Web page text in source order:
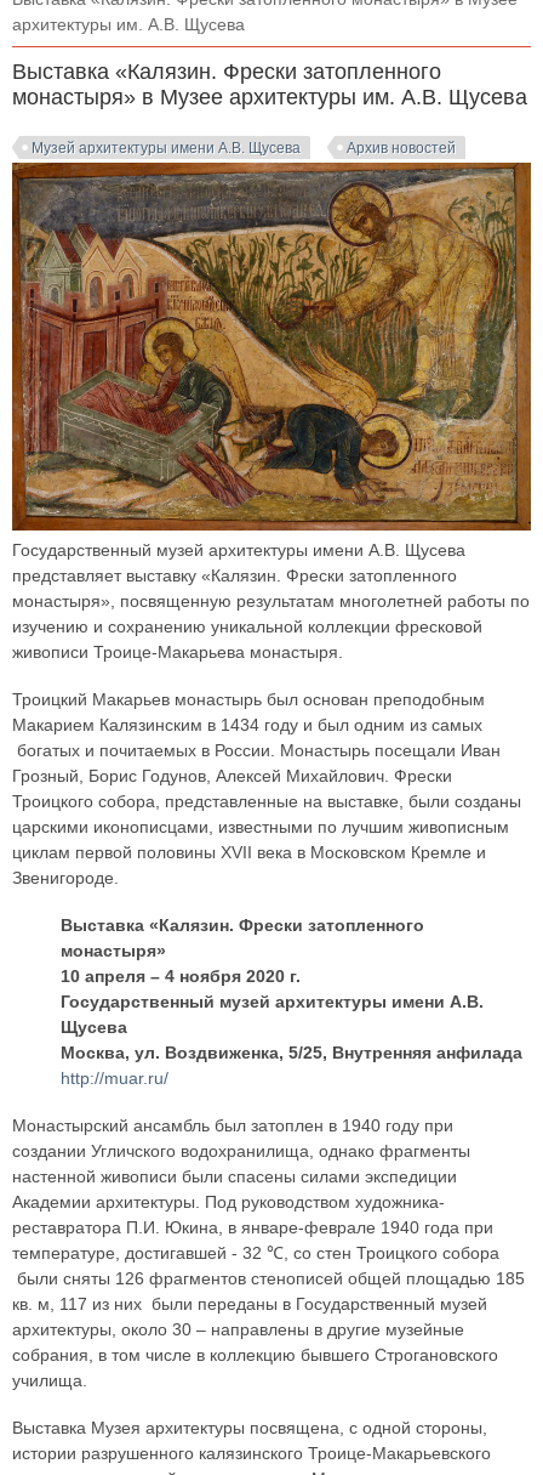
архитектуры им. А.В. Щусева
Выставка «Калязин. Фрески затопленного
монастыря» в Музее архитектуры им. А.В. Щусева
Музей архитектуры имени А.В. Щусева Архив новостей
Государственный музей архитектуры имени А.В. Щусева
представляет выставку «Калязин. Фрески затопленного
монастыря», посвященную результатам многолетней работы по
изучению и сохранению уникальной коллекции фресковой
живописи Троице-Макарьева монастыря.
Троицкий Макарьев монастырь был основан преподобным
Макарием Калязинским в 1434 году и был одним из самых
богатых и почитаемых в России. Монастырь посещали Иван
Грозный, Борис Годунов, Алексей Михайлович. Фрески
Троицкого собора, представленные на выставке, были созданы
царскими иконописцами, известными по лучшим живописным
циклам первой половины XVII века в Московском Кремле и
Звенигороде.
Выставка «Калязин. Фрески затопленного
монастыря»
10 апреля – 4 ноября 2020 г.
Государственный музей архитектуры имени А.В.
Щусева
Москва, ул. Воздвиженка, 5/25, Внутренняя анфилада
http://muar.ru/
Монастырский ансамбль был затоплен в 1940 году при
создании Угличского водохранилища, однако фрагменты
настенной живописи были спасены силами экспедиции
Академии архитектуры. Под руководством художника-
реставратора П.И. Юкина, в январе-феврале 1940 года при
температуре, достигавшей - 32 ℃, со стен Троицкого собора
были сняты 126 фрагментов стенописей общей площадью 185
кв. м, 117 из них были переданы в Государственный музей
архитектуры, около 30 – направлены в другие музейные
собрания, в том числе в коллекцию бывшего Строгановского
училища.
Выставка Музея архитектуры посвящена, с одной стороны,
истории разрушенного калязинского Троице-Макарьевского